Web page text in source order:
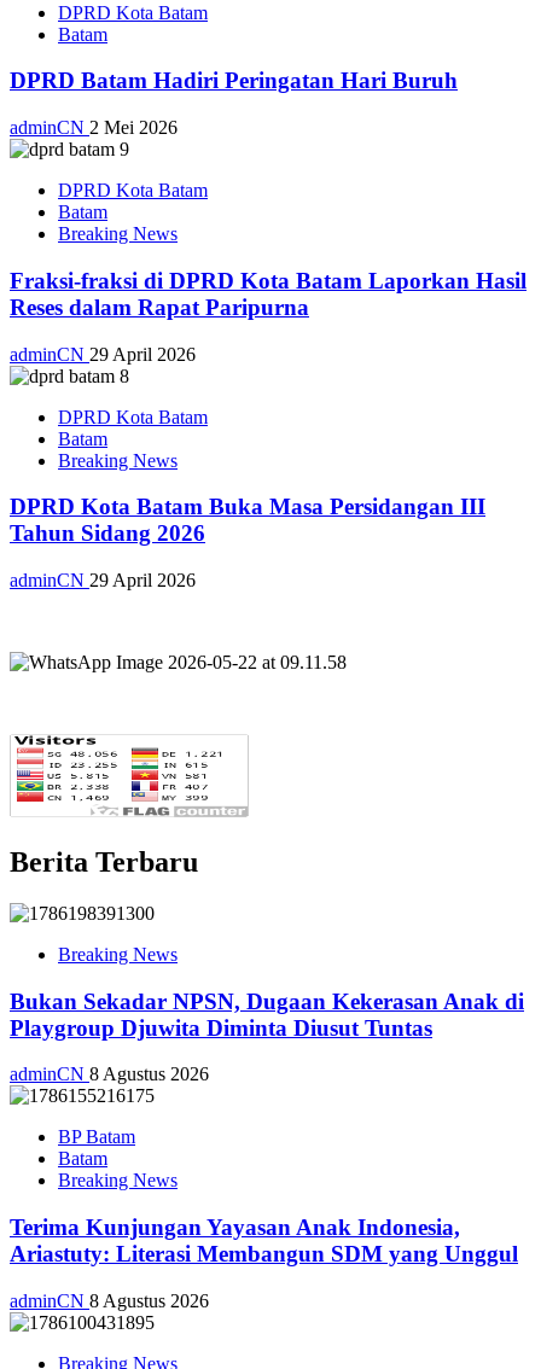
DPRD Kota Batam
Batam
DPRD Batam Hadiri Peringatan Hari Buruh
adminCN 2 Mei 2026
DPRD Kota Batam
Batam
Breaking News
Fraksi-fraksi di DPRD Kota Batam Laporkan Hasil
Reses dalam Rapat Paripurna
adminCN 29 April 2026
DPRD Kota Batam
Batam
Breaking News
DPRD Kota Batam Buka Masa Persidangan III
Tahun Sidang 2026
adminCN 29 April 2026
Berita Terbaru
Breaking News
Bukan Sekadar NPSN, Dugaan Kekerasan Anak di
Playgroup Djuwita Diminta Diusut Tuntas
adminCN 8 Agustus 2026
BP Batam
Batam
Breaking News
Terima Kunjungan Yayasan Anak Indonesia,
Ariastuty: Literasi Membangun SDM yang Unggul
adminCN 8 Agustus 2026
Breaking News